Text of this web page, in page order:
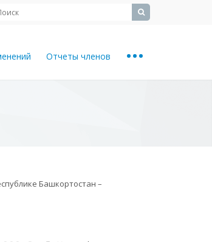
Отчеты членов ...
Башкортостан –